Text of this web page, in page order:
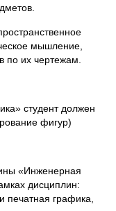
мышление,
по их чертежам.
студент должен
фигур)
«Инженерная
дисциплин:
графика,